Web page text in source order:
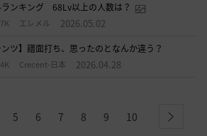
ランキング 68Lv以上の人数は？
エレメル 2026.05.02
ンツ】譜面打ち、思ったのとなんか違う？
Crecent-日本 2026.04.28
5 6 7 8 9 10 next